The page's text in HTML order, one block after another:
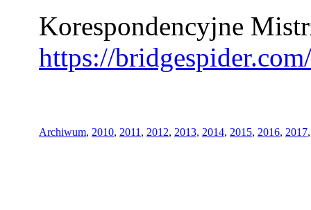
Korespondencyjne
https://
Archiwum, 2010, 2011 , 2012, 2013, 2014, 2015, 2016, 2017